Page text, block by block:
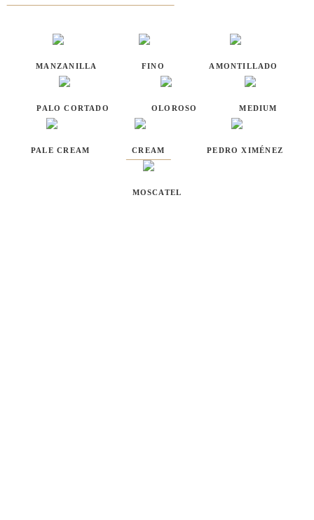
MANZANILLA FINO AMONTILLADO
PALO CORTADO OLOROSO MEDIUM
PALE CREAM CREAM PEDRO XIMÉNEZ
MOSCATEL